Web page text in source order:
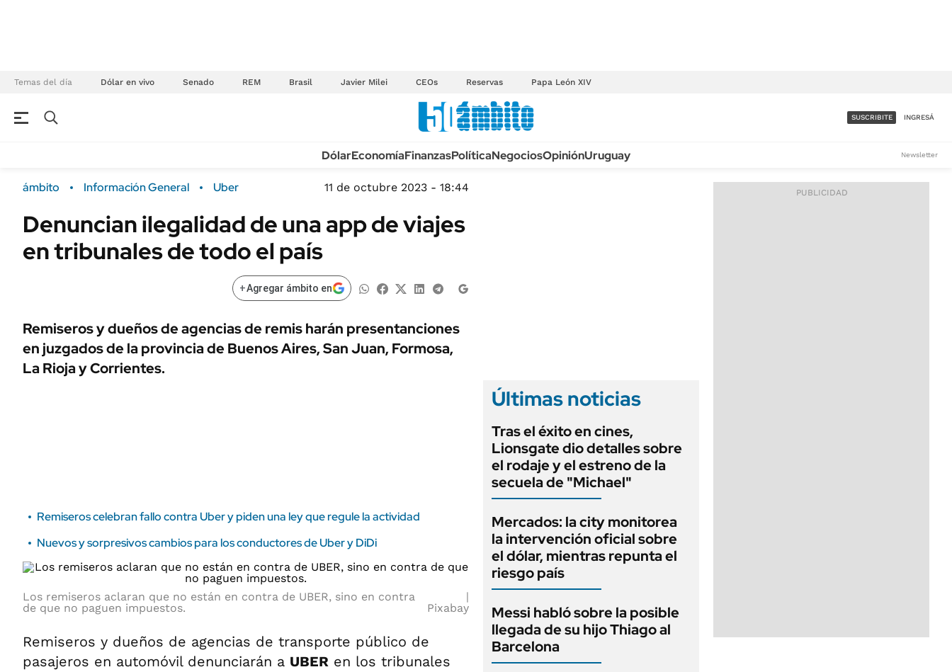
Temas del día Dólar en vivo Senado REM Brasil Javier Milei CEOs Reservas Papa León XIV
Campo
FINANZAS
ÁMBITO DEBATE
MEDIAKIT AMBITO DEBATE
Sustentabilidad
POLÍTICA
Municipios
TECNOLOGÍA
MÉXICO
MUNDO
LIFESTYLE
AUTOS
ACCESO FULL - $1.800/MES
SUSCRIBITE INGRESÁ
DólarEconomíaFinanzasPolíticaNegociosOpiniónUruguay Newsletter
ámbito Información General Uber 11 de octubre 2023 - 18:44
Denuncian ilegalidad de una app de viajes
en tribunales de todo el país
+Agregar ámbito en
Remiseros y dueños de agencias de remis harán presentanciones
en juzgados de la provincia de Buenos Aires, San Juan, Formosa,
La Rioja y Corrientes.
Remiseros celebran fallo contra Uber y piden una ley que regule la actividad
Nuevos y sorpresivos cambios para los conductores de Uber y DiDi
Los remiseros aclaran que no están en contra de UBER, sino en contra
de que no paguen impuestos.
Pixabay
Remiseros y dueños de agencias de transporte público de
pasajeros en automóvil denunciarán a UBER en los tribunales
Últimas noticias
Tras el éxito en cines,
Lionsgate dio detalles sobre
el rodaje y el estreno de la
secuela de "Michael"
Mercados: la city monitorea
la intervención oficial sobre
el dólar, mientras repunta el
riesgo país
Messi habló sobre la posible
llegada de su hijo Thiago al
Barcelona